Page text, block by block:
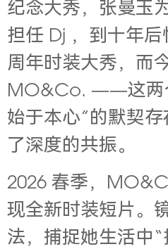
纪念大秀，张曼玉
担任 Dj ，到十年
周年时装大秀，而
MO&Co. ——这两
始于本心”的默契
了深度的共振。
2026 春季，
现全新时装短片。
法，捕捉她生活中